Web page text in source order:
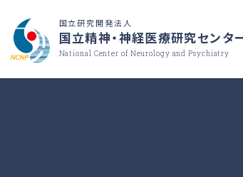
国立研究開発法人
国立精神・神経医療研究センタ
National Center of Neurology and Psychiatry